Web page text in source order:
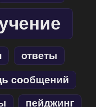
ответы
сообщений
пейджинг